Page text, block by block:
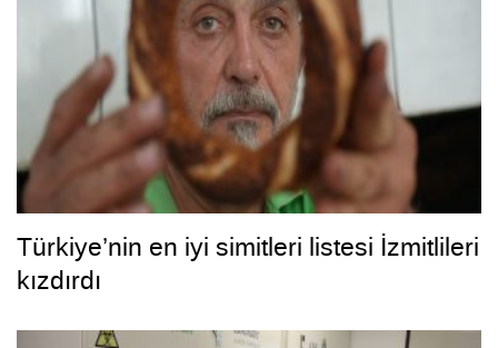
Türkiye’nin en iyi simitleri listesi İzmitlileri
kızdırdı